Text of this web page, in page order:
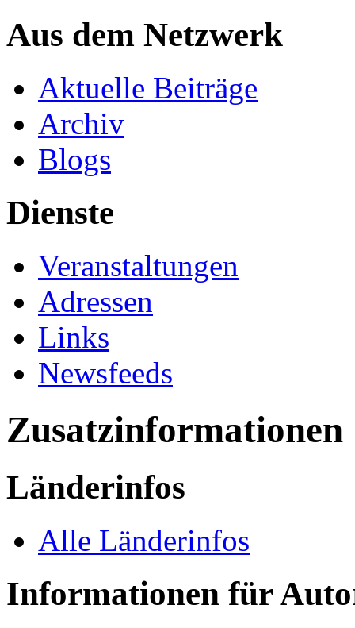
Aus dem Netzwerk
Aktuelle Beiträge
Archiv
Blogs
Dienste
Veranstaltungen
Adressen
Links
Newsfeeds
Zusatzinformationen
Länderinfos
Alle Länderinfos
Informationen für